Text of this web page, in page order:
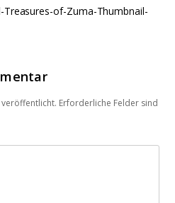
Treasures-of-Zuma-Thumbnail-
Erforderliche Felder sind